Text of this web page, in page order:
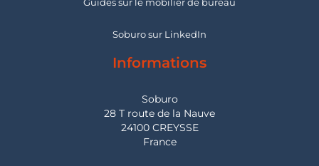
Soburo sur LinkedIn
Informations
Soburo
28 T route de la Nauve
24100 CREYSSE
France